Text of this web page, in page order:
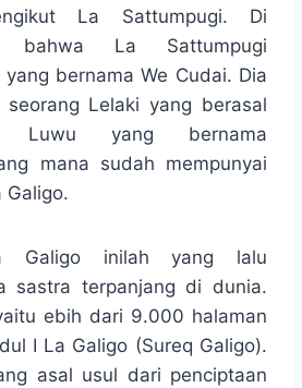
La Sattumpugi. Di
bahwa La Sattumpugi
bernama We Cudai. Dia
seorang Lelaki yang berasal
Luwu yang bernama
mana sudah mempunyai
Galigo.
Galigo inilah yang lalu
sastra terpanjang di dunia.
ebih dari 9.000 halaman
I La Galigo (Sureq Galigo).
asal usul dari penciptaan